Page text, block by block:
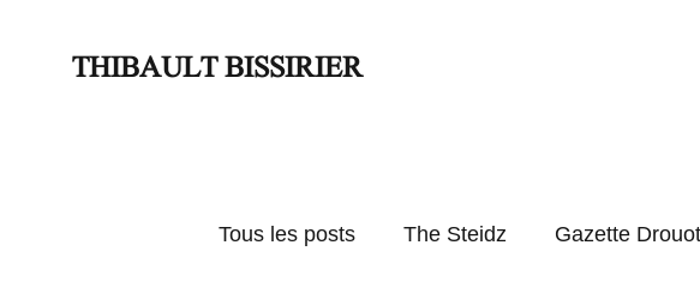
THIBAULT BISSIRIER
Tous les posts The Steidz Gazette Drouot